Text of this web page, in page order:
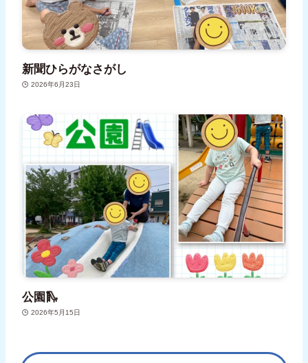
新聞ひらがなさがし
2026年6月23日
公園🛝
2026年5月15日